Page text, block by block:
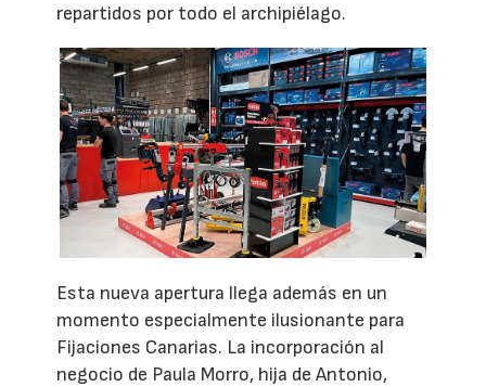
repartidos por todo el archipiélago.
Esta nueva apertura llega además en un
momento especialmente ilusionante para
Fijaciones Canarias. La incorporación al
negocio de Paula Morro, hija de Antonio,